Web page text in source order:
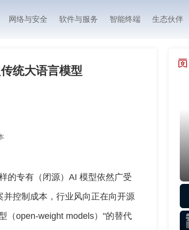
网络与安全 软件与服务 智能终端 生态伙伴
统大语言模型
的专有（闭源）AI 模型依然广受
控制成本，行业风向正在向开源
（open-weight models）"的替代